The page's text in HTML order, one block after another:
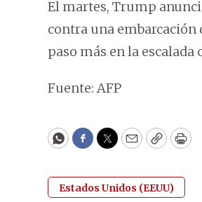
El martes, Trump
contra una embarcación
paso más en la escalada
Fuente: AFP
WhatsApp
Facebook
Twitter
EmailCopy
Estados Unidos (EEUU)